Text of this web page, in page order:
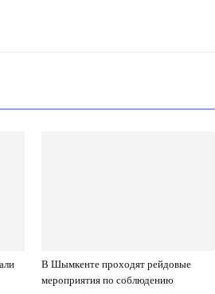
В Шымкенте проходят рейдовые
мероприятия по соблюдению